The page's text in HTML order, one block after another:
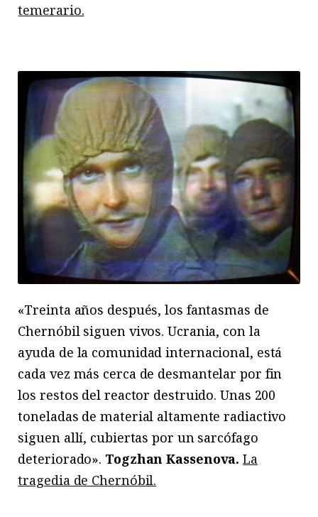
temerario.
«Treinta años después, los fantasmas de
Chernóbil siguen vivos. Ucrania, con la
ayuda de la comunidad internacional, está
cada vez más cerca de desmantelar por fin
los restos del reactor destruido. Unas 200
toneladas de material altamente radiactivo
siguen allí, cubiertas por un sarcófago
deteriorado». Togzhan Kassenova.La
tragedia de Chernóbil.